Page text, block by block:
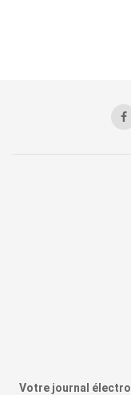
Votre journal